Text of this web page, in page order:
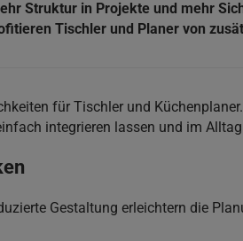
Struktur in Projekte und mehr
Tischler und Planer von
für Tischler und
integrieren lassen und im
Gestaltung erleichtern die